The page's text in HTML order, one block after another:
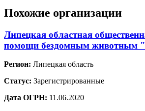
Похожие организации
Липецкая областная
помощи бездомным животным
Регион: Липецкая область
Статус: Зарегистрированные
Дата ОГРН: 11.06.2020